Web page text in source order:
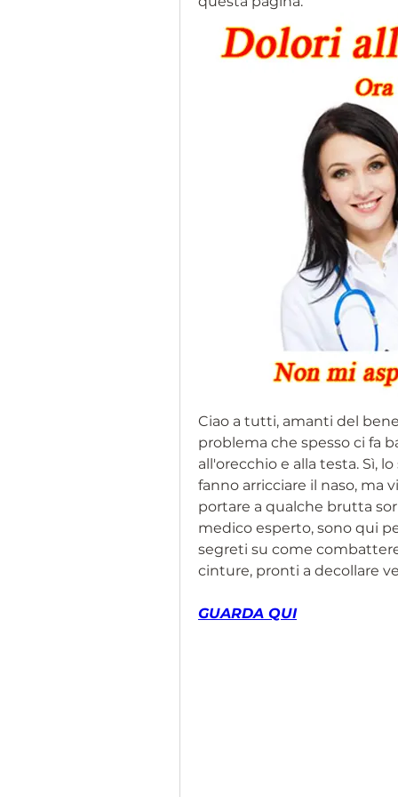
Ciao a tutti, amanti del
problema che spesso ci fa
all'orecchio e alla testa. Sì,
fanno arricciare il naso, ma
portare a qualche brutta
medico esperto, sono qui
segreti su come
cinture, pronti a decollare
GUARDA QUI